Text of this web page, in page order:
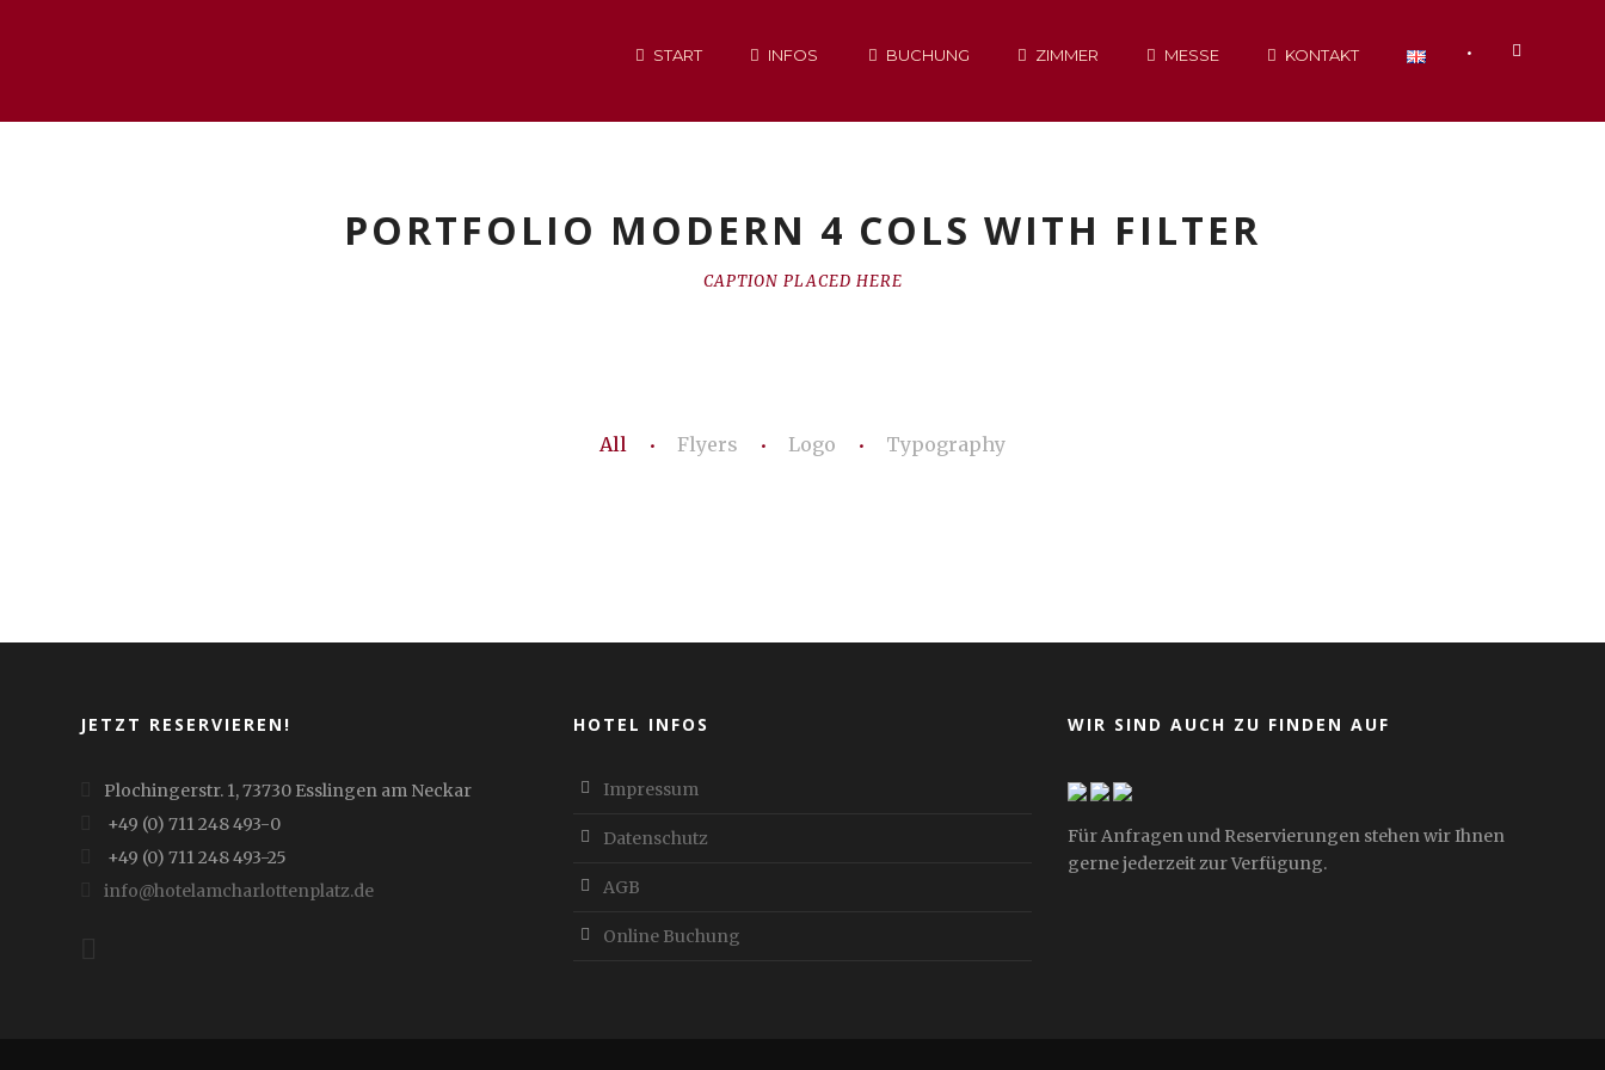
START INFOS BUCHUNG ZIMMER MESSE KONTAKT •
PORTFOLIO MODERN 4 COLS WITH FILTER
CAPTION PLACED HERE
All • Flyers • Logo • Typography
JETZT RESERVIEREN!
Plochingerstr. 1, 73730 Esslingen am Neckar
+49 (0) 711 248 493-0
+49 (0) 711 248 493-25
info@hotelamcharlottenplatz.de
HOTEL INFOS
Impressum
Datenschutz
AGB
Online Buchung
WIR SIND AUCH ZU FINDEN AUF
Für Anfragen und Reservierungen stehen wir Ihnen
gerne jederzeit zur Verfügung.